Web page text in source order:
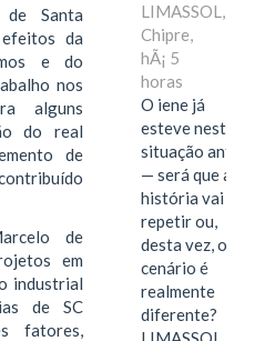
Santa
da
e do
nos
alguns
do real
de
de
em
industrial
de SC
fatores,
LIMASSOL,
Chipre,
hÃ¡ 5
horas
O iene já
esteve nesta
situação antes
— será que a
história vai se
repetir ou,
desta vez, o
cenário é
realmente
diferente?